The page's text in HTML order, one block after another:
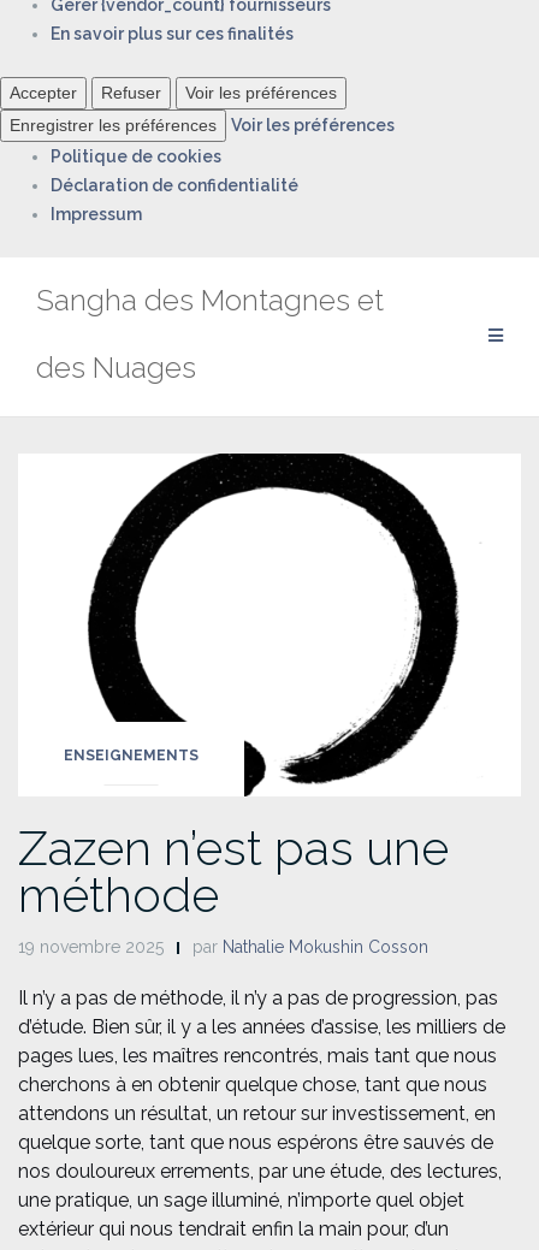
Gérer {vendor_count} fournisseurs
En savoir plus sur ces finalités
Accepter Refuser
Voir les préférences
Enregistrer les préférences
Voir les préférences
Politique de cookies
Déclaration de confidentialité
Impressum
Sangha des Montagnes et
des Nuages
ENSEIGNEMENTS
Zazen n’est pas une
méthode
19 novembre 2025 par Nathalie Mokushin Cosson
Il n’y a pas de méthode, il n’y a pas de progression, pas
d’étude. Bien sûr, il y a les années d’assise, les milliers de
pages lues, les maîtres rencontrés, mais tant que nous
cherchons à en obtenir quelque chose, tant que nous
attendons un résultat, un retour sur investissement, en
quelque sorte, tant que nous espérons être sauvés de
nos douloureux errements, par une étude, des lectures,
une pratique, un sage illuminé, n’importe quel objet
extérieur qui nous tendrait enfin la main pour, d’un